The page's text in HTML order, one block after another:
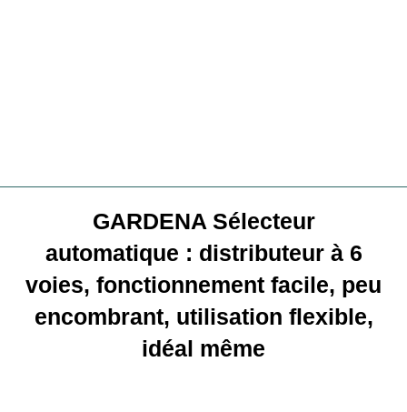
GARDENA Sélecteur
automatique : distributeur à 6
voies, fonctionnement facile, peu
encombrant, utilisation flexible,
idéal même